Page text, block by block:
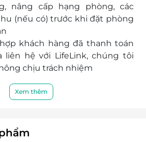
nâng cấp hạng phòng, các
(nếu có) trước khi đặt phòng
khách hàng đã thanh toán
liên hệ với LifeLink, chúng tôi
chịu trách nhiệm
phòng): Premier Suite
phòng: 50m2
Xem thêm